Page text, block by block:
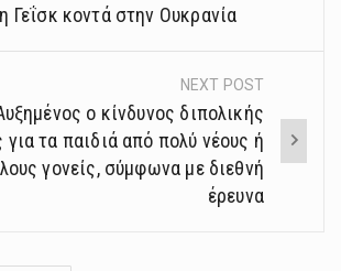
Γεΐσκ κοντά στην Ουκρανία
NEXT POST
ο κίνδυνος διπολικής
για τα παιδιά από πολύ νέους ή
γονείς, σύμφωνα με διεθνή
έρευνα